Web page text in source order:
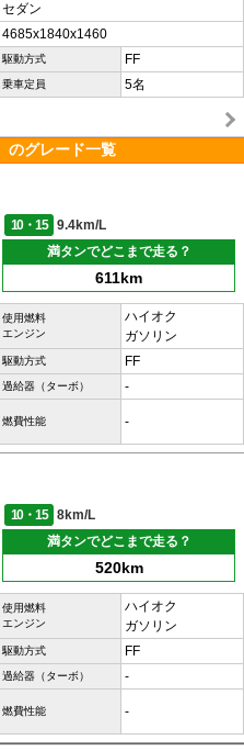
セダン
4685x1840x1460
駆動方式 FF
乗車定員 5名
のグレード一覧
10・15
9.4km/L
満タンでどこまで走る？
611km
使用燃料
エンジン
ハイオク
ガソリン
駆動方式 FF
過給器（ターボ） -
燃費性能 -
10・15
8km/L
満タンでどこまで走る？
520km
使用燃料
エンジン
ハイオク
ガソリン
駆動方式 FF
過給器（ターボ） -
燃費性能 -